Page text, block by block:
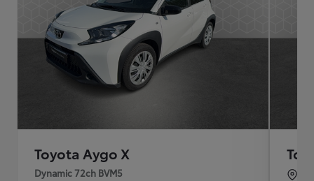
Toyota Aygo X
Dynamic 72ch BVM5